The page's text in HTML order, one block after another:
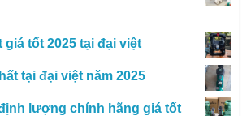
giá tốt 2025 tại đại việt
tại đại việt năm 2025
lượng chính hãng giá tốt